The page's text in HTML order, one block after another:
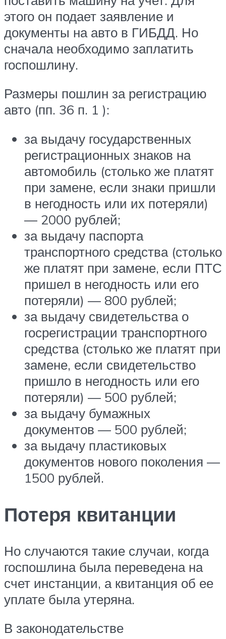
этого он подает заявление и
документы на авто в ГИБДД. Но
сначала необходимо заплатить
госпошлину.
Размеры пошлин за регистрацию
авто (пп. 36 п. 1 ):
за выдачу государственных
регистрационных знаков на
автомобиль (столько же платят
при замене, если знаки пришли
в негодность или их потеряли)
— 2000 рублей;
за выдачу паспорта
транспортного средства (столько
же платят при замене, если ПТС
пришел в негодность или его
потеряли) — 800 рублей;
за выдачу свидетельства о
госрегистрации транспортного
средства (столько же платят при
замене, если свидетельство
пришло в негодность или его
потеряли) — 500 рублей;
за выдачу бумажных
документов — 500 рублей;
за выдачу пластиковых
документов нового поколения —
1500 рублей.
Потеря квитанции
Но случаются такие случаи, когда
госпошлина была переведена на
счет инстанции, а квитанция об ее
уплате была утеряна.
В законодательстве